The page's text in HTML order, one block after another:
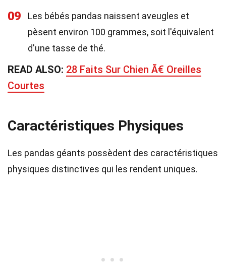
09
Les bébés pandas naissent aveugles et
pèsent environ 100 grammes, soit l'équivalent
d'une tasse de thé.
READ ALSO: 28 Faits Sur Chien Ã€ Oreilles
Courtes
Caractéristiques Physiques
Les pandas géants possèdent des caractéristiques
physiques distinctives qui les rendent uniques.